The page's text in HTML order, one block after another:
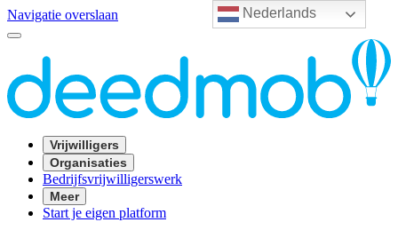
Nederlands
Navigatie overslaan
Vrijwilligers
Organisaties
Bedrijfsvrijwilligerswerk
Meer
Start je eigen platform